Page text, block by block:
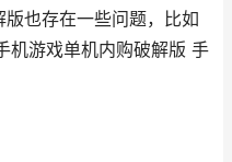
也存在一些问题，比如
机游戏单机内购破解版 手